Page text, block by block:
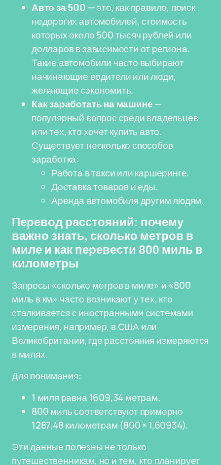
Авто за 500 — это, как правило, поиск
недорогих автомобилей, стоимость
которых около 500 тысяч рублей или
долларов в зависимости от региона.
Такие автомобили часто выбирают
начинающие водители или люди,
желающие сэкономить.
Как заработать на машине—
популярный вопрос среди владельцев
или тех, кто хочет купить авто.
Существует несколько способов
заработка:
Работа в такси или каршеринге.
Доставка товаров и еды.
Аренда автомобиля другим людям.
Перевод расстояний: почему
важно знать, сколько метров в
миле и как перевести 800 миль в
километры
Запросы «сколько метров в миле» и «800
миль в км» часто возникают у тех, кто
сталкивается с иностранными системами
измерения, например, в США или
Великобритании, где расстояния измеряются
в милях.
Для понимания:
1 миля равна 1609,34 метрам.
800 миль соответствуют примерно
1287,48 километрам (800 × 1,60934).
Эти данные полезны не только
путешественникам, но и тем, кто планирует